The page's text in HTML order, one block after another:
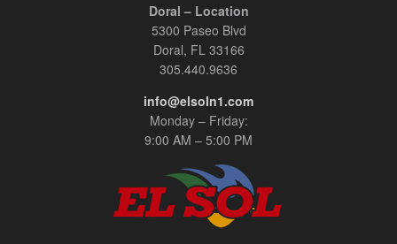
Doral – Location
5300 Paseo Blvd
Doral, FL 33166
305.440.9636
info@elsoln1.com
Monday – Friday:
9:00 AM – 5:00 PM